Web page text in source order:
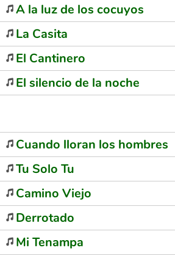
A la luz de los cocuyos
La Casita
El Cantinero
El silencio de la noche
Cuando lloran los hombres
Tu Solo Tu
Camino Viejo
Derrotado
Mi Tenampa